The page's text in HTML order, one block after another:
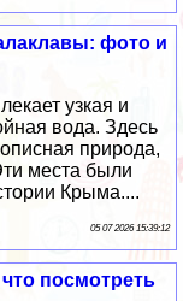
фото и
узкая и
вода. Здесь
природа,
места были
Крыма....
05 07 2026 15:39:12
посмотреть